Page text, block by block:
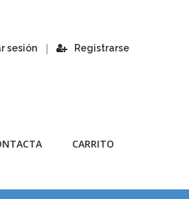
sesión | Registrarse
CARRITO